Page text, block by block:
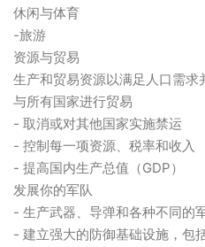
休闲与体育
-旅游
资源与贸易
生产和贸易资源以满足人口需求
与所有国家进行贸易
- 取消或对其他国家实施禁运
- 控制每一项资源、税率和收入
- 提高国内生产总值（GDP）
发展你的军队
- 生产武器、导弹和各种不同的
- 建立强大的防御基础设施，包